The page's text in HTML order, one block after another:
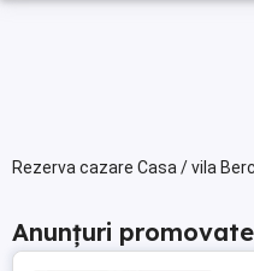
Rezerva cazare Casa / vila
Anunțuri promovate